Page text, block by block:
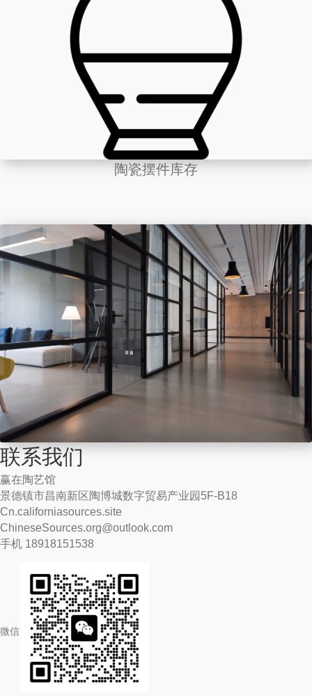
陶瓷摆件库存
联系我们
赢在陶艺馆
景德镇市昌南新区陶博城数字贸易产业园5F-B18
Cn.californiasources.site
ChineseSources.org@outlook.com
手机 18918151538
微信